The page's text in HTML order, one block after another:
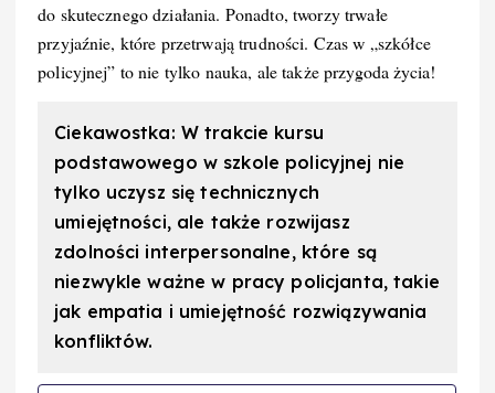
do skutecznego działania. Ponadto, tworzy trwałe
przyjaźnie, które przetrwają trudności. Czas w „szkółce
policyjnej” to nie tylko nauka, ale także przygoda życia!
Ciekawostka: W trakcie kursu
podstawowego w szkole policyjnej nie
tylko uczysz się technicznych
umiejętności, ale także rozwijasz
zdolności interpersonalne, które są
niezwykle ważne w pracy policjanta, takie
jak empatia i umiejętność rozwiązywania
konfliktów.